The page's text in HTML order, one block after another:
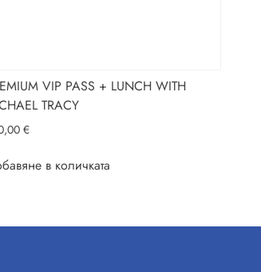
VIP PASS + LUNCH WITH
TRACY
€
в количката